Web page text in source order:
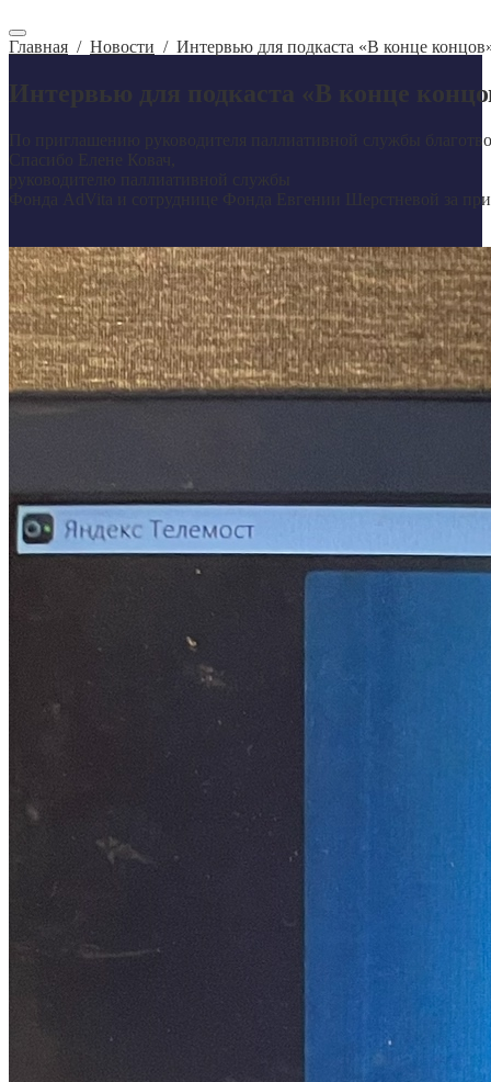
Главная / Новости / Интервью для подкаста «В конце
Интервью для подкаста «В конце
По приглашению руководителя паллиативной службы
Фонда AdVita и сотруднице Фонда Евгении Шерстневой за